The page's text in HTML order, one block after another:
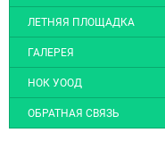
ЛЕТНЯЯ ПЛОЩАДКА
ГАЛЕРЕЯ
НОК УООД
ОБРАТНАЯ СВЯЗЬ